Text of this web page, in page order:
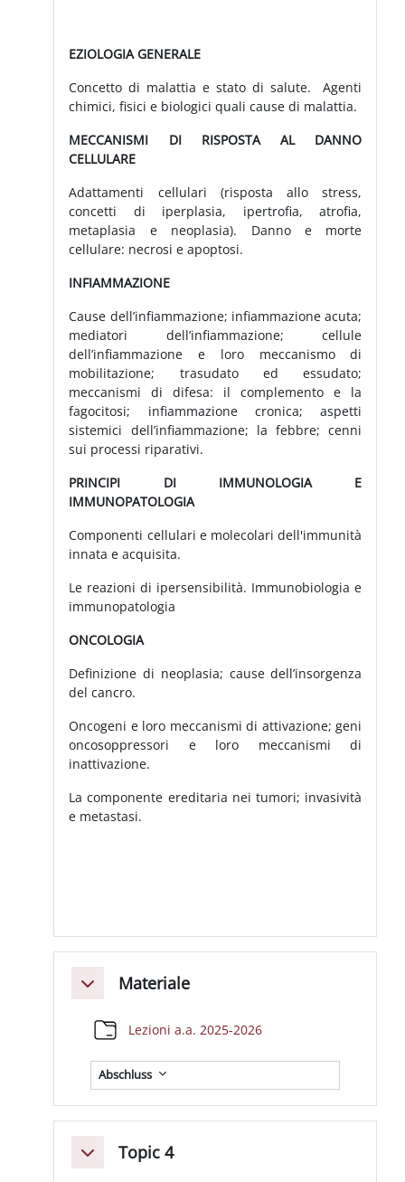
EZIOLOGIA GENERALE
Concetto di malattia e stato di salute. Agenti
chimici, fisici e biologici quali cause di malattia.
MECCANISMI DI RISPOSTA AL DANNO
CELLULARE
Adattamenti cellulari (risposta allo stress,
concetti di iperplasia, ipertrofia, atrofia,
metaplasia e neoplasia). Danno e morte
cellulare: necrosi e apoptosi.
INFIAMMAZIONE
Cause dell’infiammazione; infiammazione acuta;
mediatori dell’infiammazione; cellule
dell’infiammazione e loro meccanismo di
mobilitazione; trasudato ed essudato;
meccanismi di difesa: il complemento e la
fagocitosi; infiammazione cronica; aspetti
sistemici dell’infiammazione; la febbre; cenni
sui processi riparativi.
PRINCIPI DI IMMUNOLOGIA E
IMMUNOPATOLOGIA
Componenti cellulari e molecolari dell'immunità
innata e acquisita.
Le reazioni di ipersensibilità. Immunobiologia e
immunopatologia
ONCOLOGIA
Definizione di neoplasia; cause dell’insorgenza
del cancro.
Oncogeni e loro meccanismi di attivazione; geni
oncosoppressori e loro meccanismi di
inattivazione.
La componente ereditaria nei tumori; invasività
e metastasi.
EinklappenMateriale
Lezioni a.a. 2025-2026Verzeichnis
Abschluss
Einklappen
Topic 4